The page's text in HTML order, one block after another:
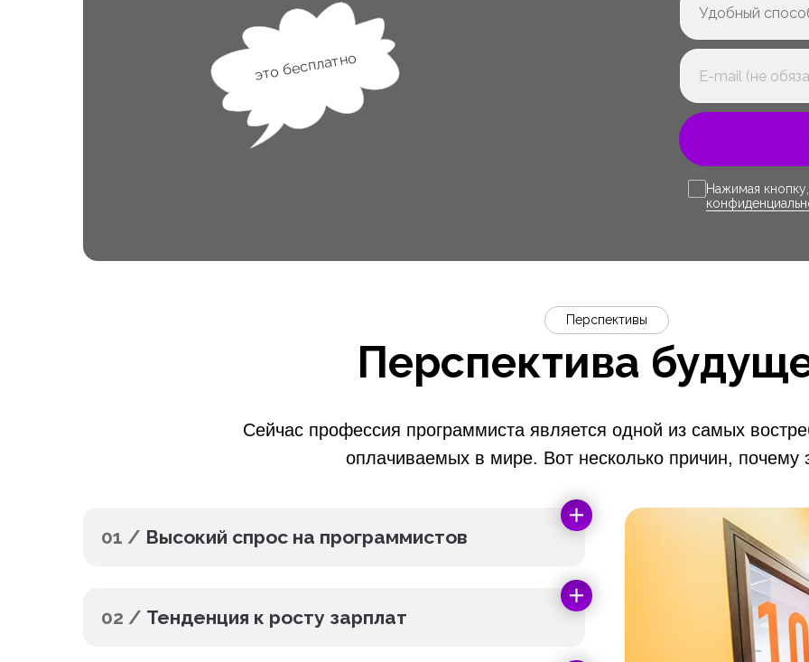
это бесплатно
Нажимая
Перспектива
Перспективы
Сейчас профессия программиста является одной из самых
оплачиваемых в мире. Вот несколько причин, почему
01 / Высокий спрос на программистов
02 / Тенденция к росту зарплат